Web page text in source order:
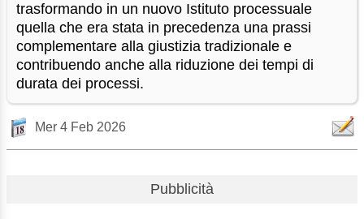
trasformando in un nuovo Istituto processuale
quella che era stata in precedenza una prassi
complementare alla giustizia tradizionale e
contribuendo anche alla riduzione dei tempi di
durata dei processi.
Mer 4 Feb 2026
Pubblicità